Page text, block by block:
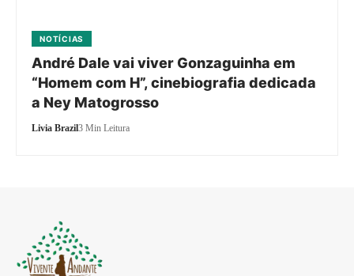
NOTÍCIAS
André Dale vai viver Gonzaguinha em
“Homem com H”, cinebiografia dedicada
a Ney Matogrosso
Livia Brazil3 Min Leitura